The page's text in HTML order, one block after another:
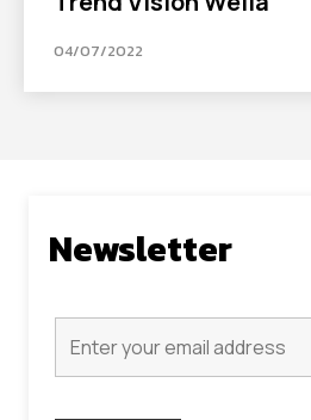
04/07/2022
Newsletter